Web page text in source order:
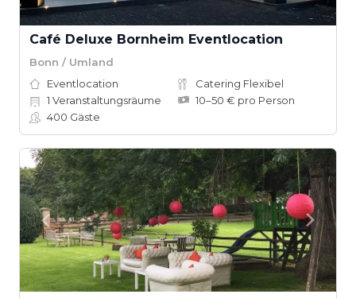
Café Deluxe Bornheim Eventlocation
Bonn / Umland
Eventlocation
Catering Flexibel
1 Veranstaltungsräume
10–50 € pro Person
400 Gäste